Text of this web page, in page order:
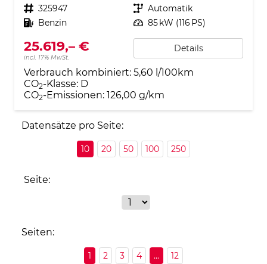
Fahrzeugnr. 325947 Getriebe Automatik
Kraftstoff Benzin Leistung 85 kW (116 PS)
25.619,– €
incl. 17% MwSt.
Details
Verbrauch kombiniert: 5,60 l/100km
CO2-Klasse: D
CO2-Emissionen: 126,00 g/km
Datensätze pro Seite:
10 20 50 100 250
Seite:
Seiten:
1 2 3 4 ... 12